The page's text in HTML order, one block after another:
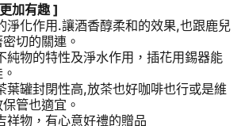
加有趣 ]
淨化作用.讓酒香醇柔和的效果,也跟鹿兒
切的關連。
純物的特性及淨水作用，插花用錫器能
葉罐封閉性高,放茶也好咖啡也行或是維
管也適宜。
祥物，有心意好禮的贈品